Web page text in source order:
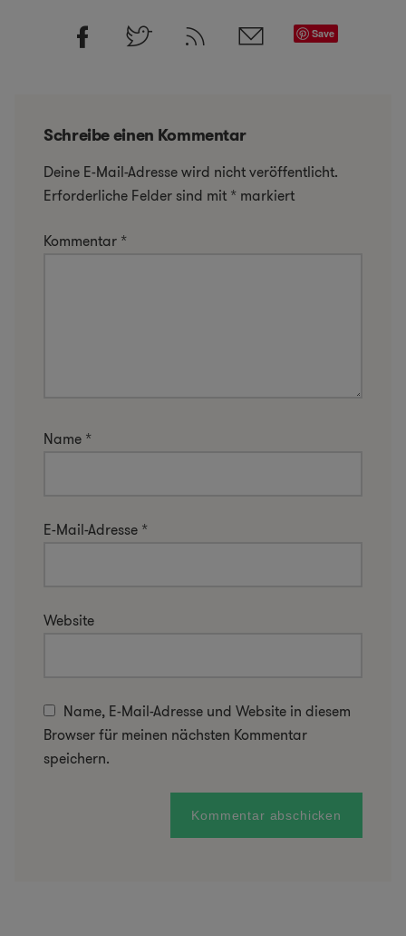
Save
Schreibe einen Kommentar
Deine E-Mail-Adresse wird nicht veröffentlicht.
Erforderliche Felder sind mit * markiert
Kommentar *
Name *
E-Mail-Adresse *
Website
Name, E-Mail-Adresse und Website in diesem
Browser für meinen nächsten Kommentar
speichern.